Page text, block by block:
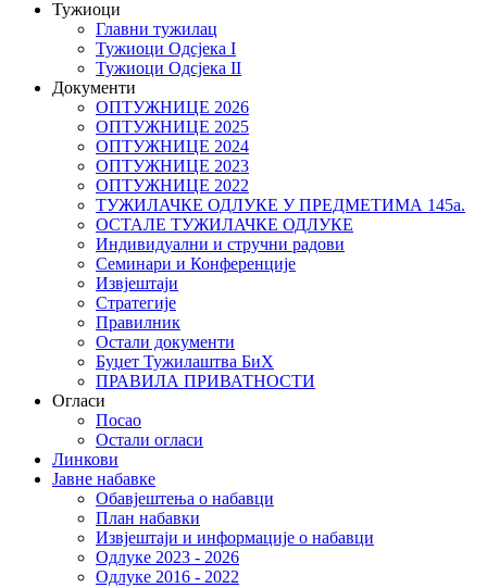
Тужиоци
Главни тужилац
Тужиоци Oдсјекa I
Тужиоци Oдсјекa II
Документи
ОПТУЖНИЦЕ 2026
ОПТУЖНИЦЕ 2025
ОПТУЖНИЦЕ 2024
ОПТУЖНИЦЕ 2023
ОПТУЖНИЦЕ 2022
ТУЖИЛАЧКЕ ОДЛУКЕ У ПРЕДМЕТИМА 145а.
ОСТАЛЕ ТУЖИЛАЧКЕ ОДЛУКЕ
Индивидуални и стручни радови
Семинари и Конференције
Извјештаји
Стратегије
Правилник
Остали документи
Буџет Тужилаштва БиХ
ПРАВИЛА ПРИВАТНОСТИ
Огласи
Посао
Остали огласи
Линкови
Јавне набавке
Обавјештења о набавци
План набавки
Извјештаји и информације о набавци
Одлуке 2023 - 2026
Одлуке 2016 - 2022